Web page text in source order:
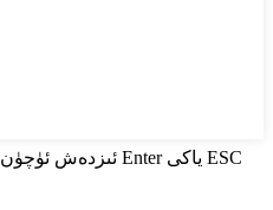
ئىزدەش ئۈچۈن Enter ياكى ESC